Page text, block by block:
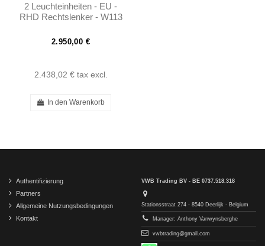
2 Leuchteinheiten - EU -
RHD Rechtslenker - W113
2.950,00 €
2.438,02 € tax excl.
In den Warenkorb
Authentifizierung
Partners
Allgemeine Nutzungsbedingungen
Kontakt
VWB Trading BV - BE 0737.518.318
Stationsstraat 274 - 8540 Deerlijk - Belgium
Manager: Anthony Vanwynsberghe
vwbtrading@gmail.com